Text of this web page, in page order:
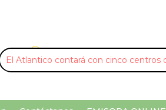
U ¡Buscar por palabra clave!